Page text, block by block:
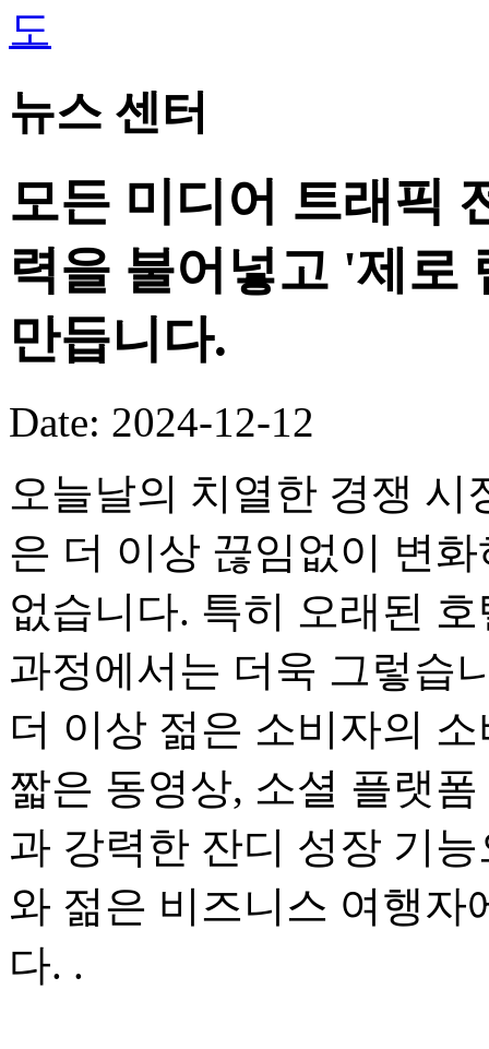
뉴스 센터
모든 미디어 트래픽
력을 불어넣고 '제로
만듭니다.
Date: 2024-12-12
오늘날의 치열한 경쟁
은 더 이상 끊임없이 변
없습니다. 특히 오래된
과정에서는 더욱 그렇습
더 이상 젊은 소비자의
짧은 동영상, 소셜 플랫
과 강력한 잔디 성장 기
와 젊은 비즈니스 여행자
다. .